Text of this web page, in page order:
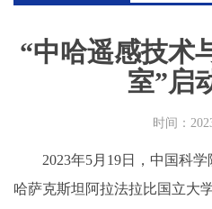
“中哈遥感技术
室”启
时间：
2023年5月19日，中国科学
哈萨克斯坦阿拉法拉比国立大